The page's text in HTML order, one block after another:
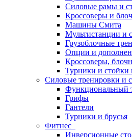
Силовые рамы и
Кроссоверы и
Машины Смита
Мультистанции и
Грузоблочные
Опции и
Кроссоверы,
Турники и стойки
Силовые тренировки и
Функциональный
Грифы
Гантели
Турники и брусья
Фитнес
Инверсионные